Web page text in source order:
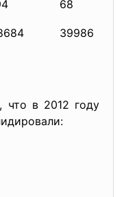
68
39986
что в 2012 году